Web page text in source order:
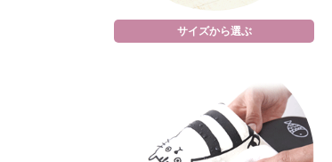
サイズから選ぶ